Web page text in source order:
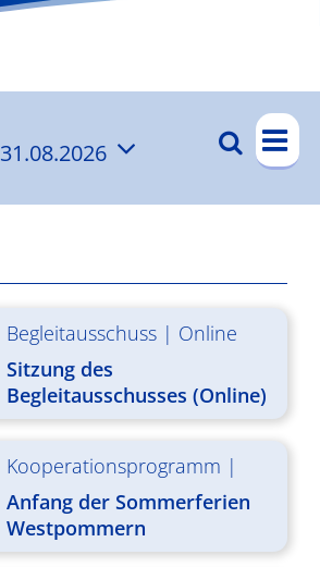
V
e
a
n
s
t
a
l
t
u
Suche
V
e
r
s
t
g
31.08.2026
Begleitausschuss | Online
Sitzung des
Begleitausschusses (Online)
Kooperationsprogramm |
Anfang der Sommerferien
Westpommern